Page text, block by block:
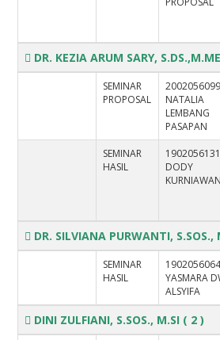
DR. KEZIA ARUM SARY,
SEMINAR
PROPOSAL
NATALIA
LEMBANG
PASAPAN
SEMINAR
HASIL
DODY
KURNIAWAN
DR. SILVIANA PURWANTI, S.SOS.,
SEMINAR
HASIL
YASMARA
ALSYIFA
DINI ZULFIANI, S.SOS., M.SI ( 2 )